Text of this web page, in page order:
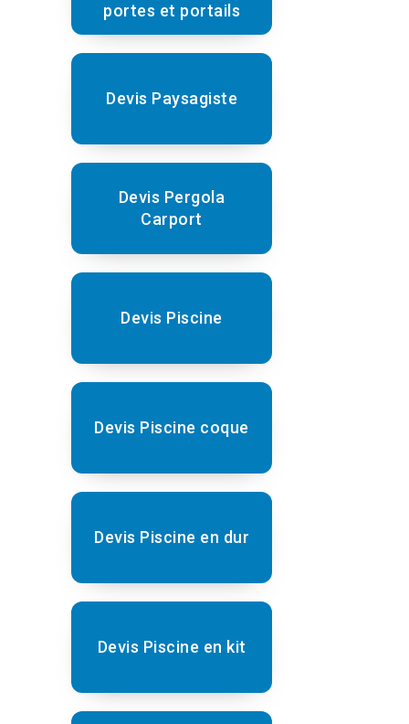
portes et portails
Devis Paysagiste
Devis Pergola
Carport
Devis Piscine
Devis Piscine coque
Devis Piscine en dur
Devis Piscine en kit